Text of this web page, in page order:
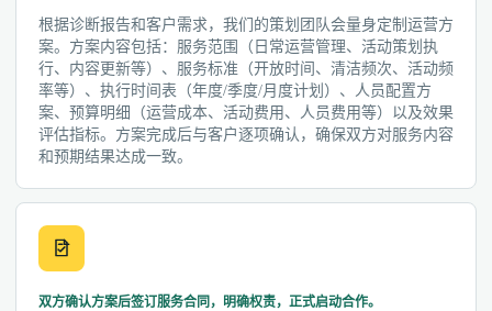
根据诊断报告和客户需求，我们的策划团队会量身定制运营方
案。方案内容包括：服务范围（日常运营管理、活动策划执
行、内容更新等）、服务标准（开放时间、清洁频次、活动频
率等）、执行时间表（年度/季度/月度计划）、人员配置方
案、预算明细（运营成本、活动费用、人员费用等）以及效果
评估指标。方案完成后与客户逐项确认，确保双方对服务内容
和预期结果达成一致。
双方确认方案后签订服务合同，明确权责，正式启动合作。